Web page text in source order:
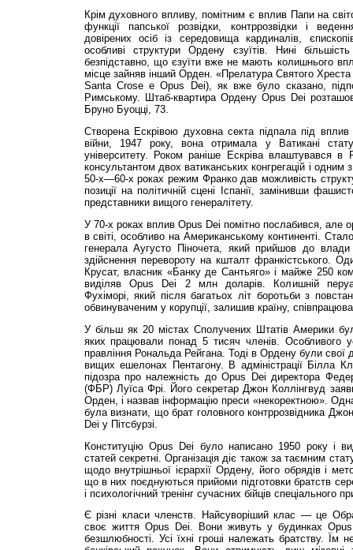
Крім духовного впливу, помітним є вплив Папи на
функції папської розвідки, контррозвідки і
довірених осіб із середовища кардиналів,
особливі структури Ордену єзуїтів. Нині
безпідставно, що єзуїти вже не мають колишнього
місце зайняв інший Орден. «Прелатура Святого
Santa Crose e Opus Dei), як вже було сказано,
Римському. Штаб-квартира Ордену Opus Dei
Бруно Буоцці, 73.
Створена Ескрівою духовна секта підпала під вплив
війни, 1947 року, вона отримала у Ватикані
університету. Роком раніше Ескріва влаштувався в
консультантом двох ватиканських конгрегацій і одним
50-х—60-х роках режим Франко дав можливість
позиції на політичній сцені Іспанії, замінивши
представники вищого генералітету.
У 70-х роках вплив Opus Dei помітно послабився, але
в світі, особливо на Американському континенті.
генерала Аугусто Піночета, який прийшов до
здійснення перевороту на кшталт франкістського.
Крусат, власник «Банку де Сантьяго» і майже 250
виділяв Opus Dei 2 млн доларів. Колишній
Фухіморі, який після багатьох літ боротьби з
обвинуваченим у корупції, залишив країну,
У більш як 20 містах Сполучених Штатів Америки
яких працювали понад 5 тисяч членів. Особливого
правління Рональда Рейгана. Тоді в Ордену були свої
вищих ешелонах Пентагону. В адміністрації Білла
підозра про належність до Opus Dei директора
(ФБР) Луїса Фрі. Його секретар Джон Коллінгвуд
Орден, і назвав інформацію преси «некоректною».
була визнати, що брат головного контррозвідника
Dei у Пітсбурзі.
Конституцію Opus Dei було написано 1950 року і
статей секретні. Організація діє також за таємним
щодо внутрішньої ієрархії Ордену, його обрядів і
що в них поєднуються прийоми підготовки братств
і психологічний тренінг сучасних бійців спеціального
Є різні класи членств. Найсуворіший клас — це
своє життя Opus Dei. Вони живуть у будинках Opus
безшлюбності. Усі їхні гроші належать братству. Їм